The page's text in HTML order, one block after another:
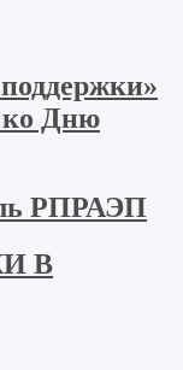
ко Дню
РПРАЭП
В